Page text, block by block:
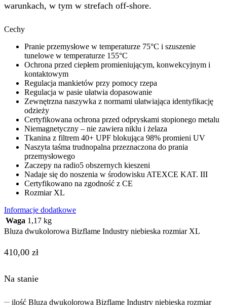
warunkach, w tym w strefach off-shore.
Cechy
Pranie przemysłowe w temperaturze 75°C i szuszenie
tunelowe w temperaturze 155°C
Ochrona przed ciepłem promieniującym, konwekcyjnym i
kontaktowym
Regulacja mankietów przy pomocy rzepa
Regulacja w pasie ułatwia dopasowanie
Zewnętrzna naszywka z normami ułatwiająca identyfikację
odzieży
Certyfikowana ochrona przed odpryskami stopionego metalu
Niemagnetyczny – nie zawiera niklu i żelaza
Tkanina z filtrem 40+ UPF blokująca 98% promieni UV
Naszyta taśma trudnopalna przeznaczona do prania
przemysłowego
Zaczepy na radio5 obszernych kieszeni
Nadaje się do noszenia w środowisku ATEXCE KAT. III
Certyfikowano na zgodność z CE
Rozmiar XL
Informacje dodatkowe
Waga 1,17 kg
Bluza dwukolorowa Bizflame Industry niebieska rozmiar XL
410,00 zł
Na stanie
ilość Bluza dwukolorowa Bizflame Industry niebieska rozmiar